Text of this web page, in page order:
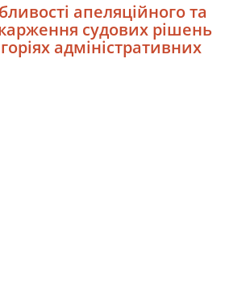
апеляційного та
судових рішень
адміністративних